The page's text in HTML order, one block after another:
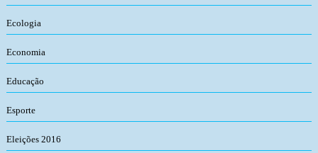
Ecologia
Economia
Educação
Esporte
Eleições 2016